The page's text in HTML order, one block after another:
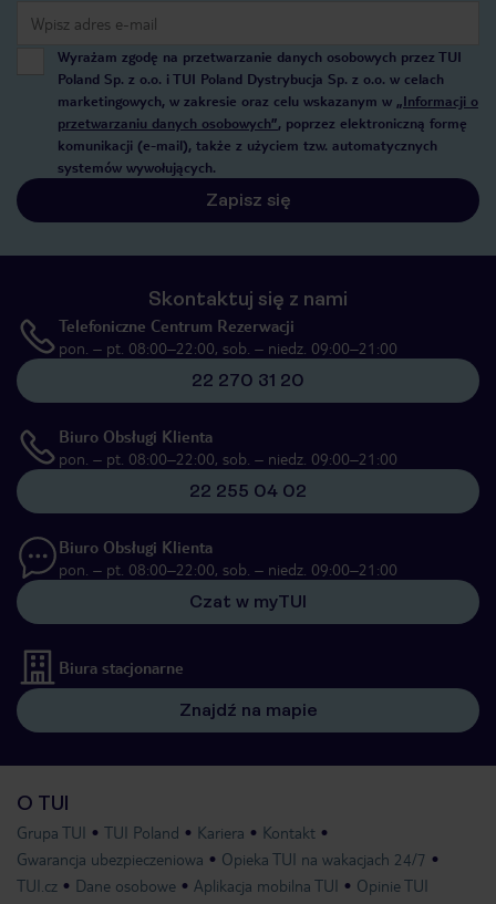
Wyrażam zgodę na przetwarzanie danych osobowych przez TUI
Poland Sp. z o.o. i TUI Poland Dystrybucja Sp. z o.o. w celach
marketingowych, w zakresie oraz celu wskazanym w „Informacji o
przetwarzaniu danych osobowych”, poprzez elektroniczną formę
komunikacji (e-mail), także z użyciem tzw. automatycznych
systemów wywołujących.
Zapisz się
Skontaktuj się z nami
Telefoniczne Centrum Rezerwacji
pon. – pt. 08:00–22:00, sob. – niedz. 09:00–21:00
22 270 31 20
Biuro Obsługi Klienta
pon. – pt. 08:00–22:00, sob. – niedz. 09:00–21:00
22 255 04 02
Biuro Obsługi Klienta
pon. – pt. 08:00–22:00, sob. – niedz. 09:00–21:00
Czat w myTUI
Biura stacjonarne
Znajdź na mapie
O TUI
Grupa TUI TUI Poland Kariera
Kontakt
Gwarancja ubezpieczeniowa
Opieka TUI na wakacjach 24/7
TUI.cz
Dane osobowe Aplikacja mobilna TUI Opinie TUI